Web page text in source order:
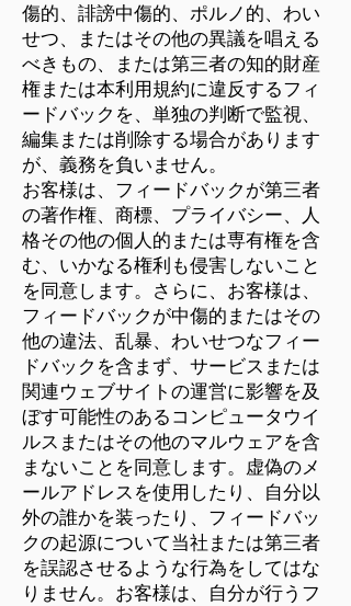
傷的、誹謗中傷的、ポルノ的、わい
せつ、またはその他の異議を唱える
べきもの、または第三者の知的財産
権または本利用規約に違反するフィ
ードバックを、単独の判断で監視、
編集または削除する場合があります
が、義務を負いません。
お客様は、フィードバックが第三者
の著作権、商標、プライバシー、人
格その他の個人的または専有権を含
む、いかなる権利も侵害しないこと
を同意します。さらに、お客様は、
フィードバックが中傷的またはその
他の違法、乱暴、わいせつなフィー
ドバックを含まず、サービスまたは
関連ウェブサイトの運営に影響を及
ぼす可能性のあるコンピュータウイ
ルスまたはその他のマルウェアを含
まないことを同意します。虚偽のメ
ールアドレスを使用したり、自分以
外の誰かを装ったり、フィードバッ
クの起源について当社または第三者
を誤認させるような行為をしてはな
りません。お客様は、自分が行うフ